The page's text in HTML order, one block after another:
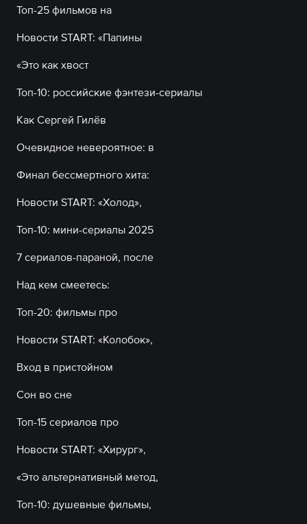
Топ-25 фильмов на
Новости START: «Папины
«Это как хвост
Топ-10: российские фэнтези-сериалы
Как Сергей Гилёв
Очевидное невероятное: в
Финал бессмертного хита:
Новости START: «Холод»,
Топ-10: мини-сериалы 2025
7 сериалов-параной, после
Над кем смеетесь:
Топ-20: фильмы про
Новости START: «Колобок»,
Вход в пристойном
Сон во сне
Топ-15 сериалов про
Новости START: «Хирург»,
«Это альтернативный метод,
Топ-10: душевные фильмы,